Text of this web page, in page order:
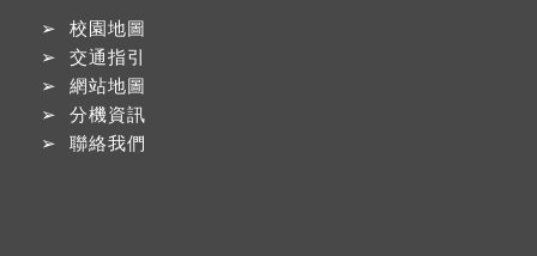
➢ 校園地圖
➢ 交通指引
➢ 網站地圖
➢ 分機資訊
➢ 聯絡我們